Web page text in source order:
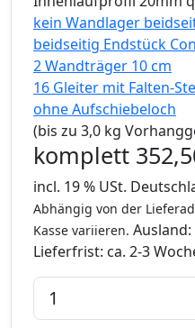
kein Wandlager
beidseitig Endstück
2 Wandträger 10 cm
16 Gleiter mit Falten-
ohne Aufschiebeloch
(bis zu 3,0 kg
komplett
incl. 19 % USt.
Abhängig von der
Kasse variieren. Ausland:
Lieferfrist: ca. 2-3